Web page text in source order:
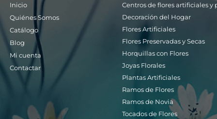
Inicio
Quiénes Somos
Catálogo
Blog
Mi cuenta
Contactar
Centros de flores artificiales y
Decoración del Hogar
Flores Artificiales
Flores Preservadas y Secas
Horquillas con Flores
Joyas Florales
Plantas Artificiales
Ramos de Flores
Ramos de Novia
Tocados de Flores